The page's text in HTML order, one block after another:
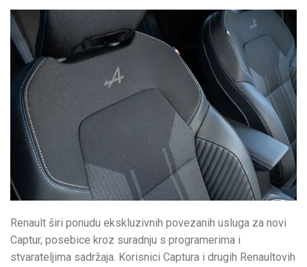
Renault širi ponudu ekskluzivnih povezanih usluga za novi
Captur, posebice kroz suradnju s programerima i
stvarateljima sadržaja. Korisnici Captura i drugih Renaultovih